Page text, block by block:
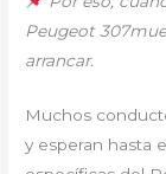
Peugeot
arrancar.
Muchos
y esperan hasta